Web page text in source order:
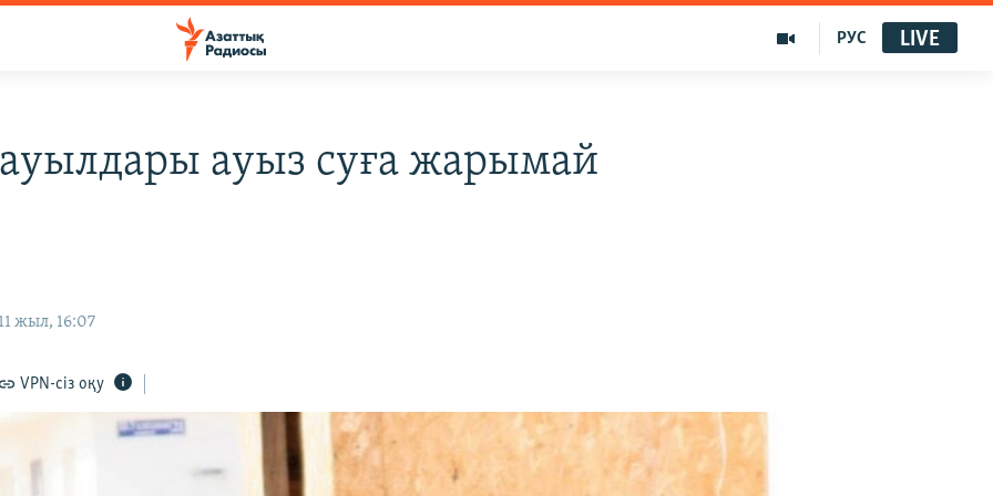
РУС LIVE
ауыз суға жарымай
жыл, 16:07
VPN-сіз оқу